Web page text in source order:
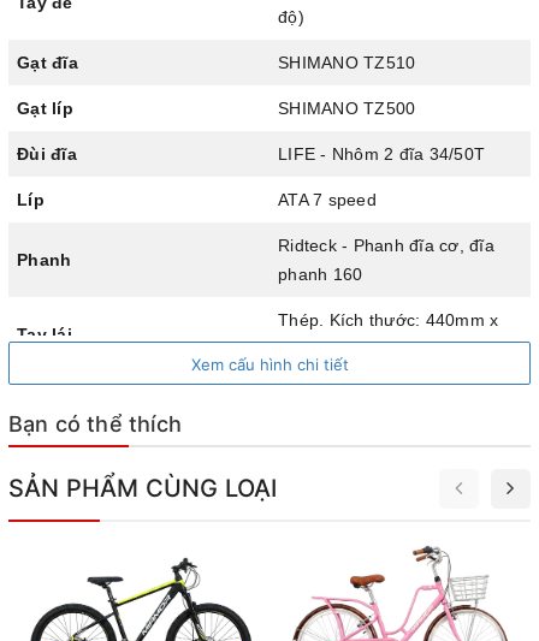
Cỡ khung phù hợp với người dùng cao từ 1m6, với kích
thước dóng cọc/dóng ngang là 48/52 700x25c, tạo điều
kiện cho việc điều khiển xe linh hoạt và thoải mái.
độ)
Gạt đĩa SHIMANO TZ510
Gạt líp SHIMANO TZ500
Đùi đĩa LIFE - Nhôm 2 đĩa 34/50T
Líp ATA 7 speed
Phanh
Ridteck - Phanh đĩa cơ, đĩa
phanh 160
Tay lái
Thép. Kích thước: 440mm x
Ø25.4
Cọc yên
XIJIEER Nhôm, bi bạc đạn,
Chiều cao phù hợp xe 1m55 - 1m80
Xem cấu hình chi tiết
Bạn có thể thích
SẢN PHẨM CÙNG LOẠI